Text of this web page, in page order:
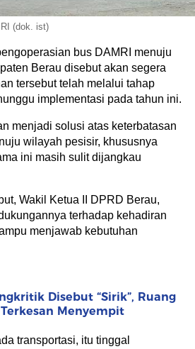
(dok. ist)
bus DAMRI menuju
Berau disebut akan segera
tersebut telah melalui tahap
implementasi pada tahun ini.
menjadi solusi atas keterbatasan
wilayah pesisir, khususnya
ini masih sulit dijangkau
Wakil Ketua II DPRD Berau,
terhadap kehadiran
menjawab kebutuhan
Disebut “Sirik”, Ruang
Menyempit
transportasi, itu tinggal